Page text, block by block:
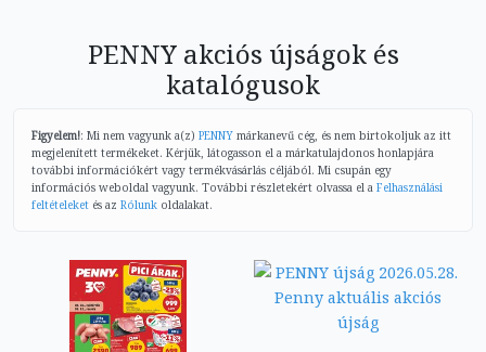
PENNY akciós újságok és
katalógusok
Figyelem!: Mi nem vagyunk a(z) PENNY márkanevű cég, és nem birtokoljuk az itt
megjelenített termékeket. Kérjük, látogasson el a márkatulajdonos honlapjára
további információkért vagy termékvásárlás céljából. Mi csupán egy
információs weboldal vagyunk. További részletekért olvassa el a Felhasználási
feltételeket és az Rólunk oldalakat.